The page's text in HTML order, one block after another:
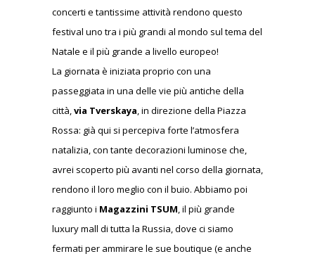
concerti e tantissime attività rendono questo
festival uno tra i più grandi al mondo sul tema del
Natale e il più grande a livello europeo!
La giornata è iniziata proprio con una
passeggiata in una delle vie più antiche della
città,via Tverskaya, in direzione della Piazza
Rossa: già qui si percepiva forte l’atmosfera
natalizia, con tante decorazioni luminose che,
avrei scoperto più avanti nel corso della giornata,
rendono il loro meglio con il buio. Abbiamo poi
raggiunto i Magazzini TSUM, il più grande
luxury mall di tutta la Russia, dove ci siamo
fermati per ammirare le sue boutique (e anche